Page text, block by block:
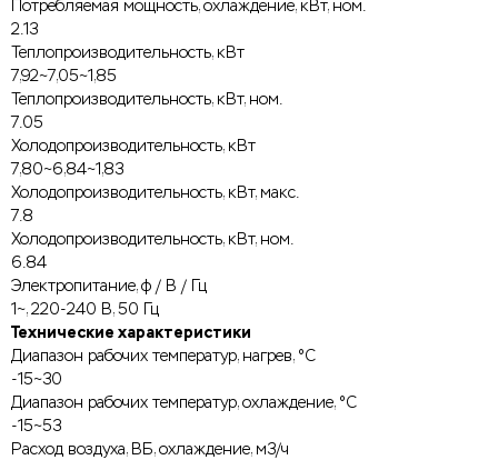
Потребляемая мощность, охлаждение, кВт, ном.
2.13
Теплопроизводительность, кВт
7,92~7,05~1,85
Теплопроизводительность, кВт, ном.
7.05
Холодопроизводительность, кВт
7,80~6,84~1,83
Холодопроизводительность, кВт, макс.
7.8
Холодопроизводительность, кВт, ном.
6.84
Электропитание, ф / В / Гц
1~, 220-240 В, 50 Гц
Технические характеристики
Диапазон рабочих температур, нагрев, °C
-15~30
Диапазон рабочих температур, охлаждение, °C
-15~53
Расход воздуха, ВБ, охлаждение, м3/ч